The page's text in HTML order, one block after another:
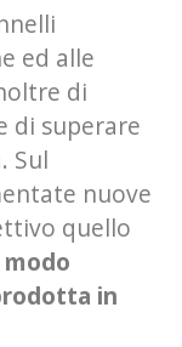
ed alle
di
di superare
Sul
nuove
quello
in